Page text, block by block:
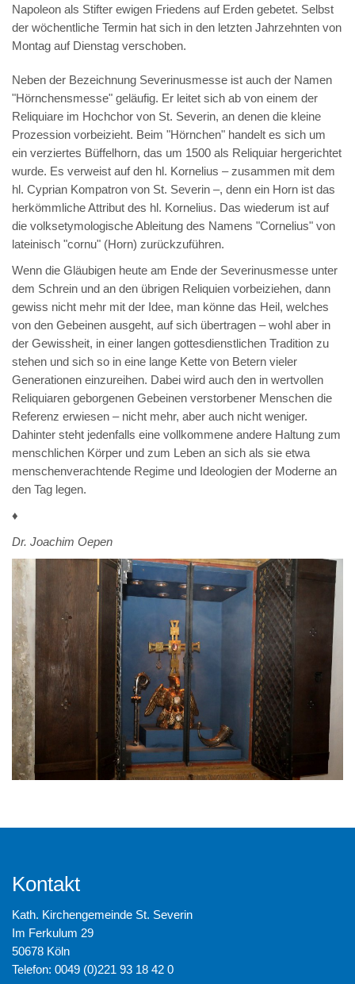
Napoleon als Stifter ewigen Friedens auf Erden gebetet. Selbst
der wöchentliche Termin hat sich in den letzten Jahrzehnten von
Montag auf Dienstag verschoben.
Neben der Bezeichnung Severinusmesse ist auch der Namen
"Hörnchensmesse" geläufig. Er leitet sich ab von einem der
Reliquiare im Hochchor von St. Severin, an denen die kleine
Prozession vorbeizieht. Beim "Hörnchen" handelt es sich um
ein verziertes Büffelhorn, das um 1500 als Reliquiar hergerichtet
wurde. Es verweist auf den hl. Kornelius – zusammen mit dem
hl. Cyprian Kompatron von St. Severin –, denn ein Horn ist das
herkömmliche Attribut des hl. Kornelius. Das wiederum ist auf
die volksetymologische Ableitung des Namens "Cornelius" von
lateinisch "cornu" (Horn) zurückzuführen.
Wenn die Gläubigen heute am Ende der Severinusmesse unter
dem Schrein und an den übrigen Reliquien vorbeiziehen, dann
gewiss nicht mehr mit der Idee, man könne das Heil, welches
von den Gebeinen ausgeht, auf sich übertragen – wohl aber in
der Gewissheit, in einer langen gottesdienstlichen Tradition zu
stehen und sich so in eine lange Kette von Betern vieler
Generationen einzureihen. Dabei wird auch den in wertvollen
Reliquiaren geborgenen Gebeinen verstorbener Menschen die
Referenz erwiesen – nicht mehr, aber auch nicht weniger.
Dahinter steht jedenfalls eine vollkommene andere Haltung zum
menschlichen Körper und zum Leben an sich als sie etwa
menschenverachtende Regime und Ideologien der Moderne an
den Tag legen.
♦
Dr. Joachim Oepen
Kontakt
Kath. Kirchengemeinde St. Severin
Im Ferkulum 29
50678 Köln
Telefon: 0049 (0)221 93 18 42 0